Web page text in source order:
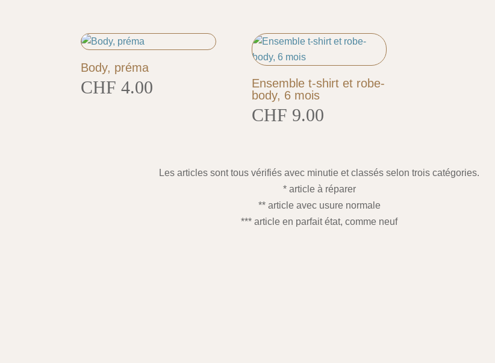
Body, préma
CHF 4.00
Ensemble t-shirt et robe-
body, 6 mois
CHF 9.00
Les articles sont tous vérifiés avec minutie et classés selon trois catégories.
* article à réparer
** article avec usure normale
*** article en parfait état, comme neuf